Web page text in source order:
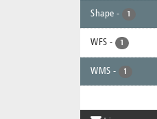
Shape - 1
WFS - 1
WMS - 1